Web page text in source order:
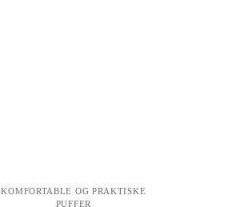
KOMFORTABLE OG PRAKTISKE
PUFFER